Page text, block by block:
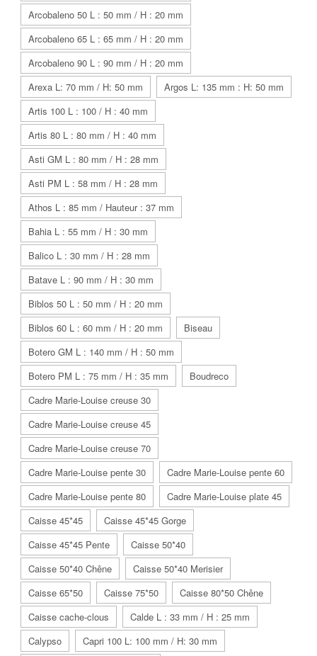
Arcobaleno 50 L : 50 mm / H : 20 mm
Arcobaleno 65 L : 65 mm / H : 20 mm
Arcobaleno 90 L : 90 mm / H : 20 mm
Arexa L: 70 mm / H: 50 mm
Argos L: 135 mm : H: 50 mm
Artis 100 L : 100 / H : 40 mm
Artis 80 L : 80 mm / H : 40 mm
Asti GM L : 80 mm / H : 28 mm
Asti PM L : 58 mm / H : 28 mm
Athos L : 85 mm / Hauteur : 37 mm
Bahia L : 55 mm / H : 30 mm
Balico L : 30 mm / H : 28 mm
Batave L : 90 mm / H : 30 mm
Biblos 50 L : 50 mm / H : 20 mm
Biblos 60 L : 60 mm / H : 20 mm
Biseau
Botero GM L : 140 mm / H : 50 mm
Botero PM L : 75 mm / H : 35 mm
Boudreco
Cadre Marie-Louise creuse 30
Cadre Marie-Louise creuse 45
Cadre Marie-Louise creuse 70
Cadre Marie-Louise pente 30
Cadre Marie-Louise pente 60
Cadre Marie-Louise pente 80
Cadre Marie-Louise plate 45
Caisse 45*45
Caisse 45*45 Gorge
Caisse 45*45 Pente
Caisse 50*40
Caisse 50*40 Chêne
Caisse 50*40 Merisier
Caisse 65*50
Caisse 75*50
Caisse 80*50 Chêne
Caisse cache-clous
Calde L : 33 mm / H : 25 mm
Calypso
Capri 100 L: 100 mm / H: 30 mm